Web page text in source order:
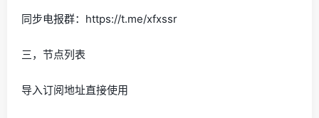
同步电报群：https://t.me/xfxssr
三，节点列表
导入订阅地址直接使用